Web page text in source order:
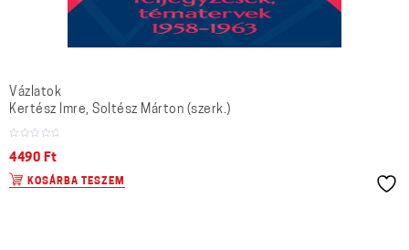
Vázlatok
Kertész Imre, Soltész Márton (szerk.)
4490 Ft
KOSÁRBA TESZEM